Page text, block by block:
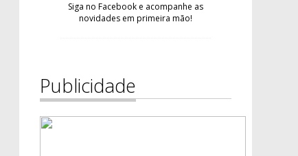
Siga no Facebook e acompanhe as
novidades em primeira mão!
Publicidade